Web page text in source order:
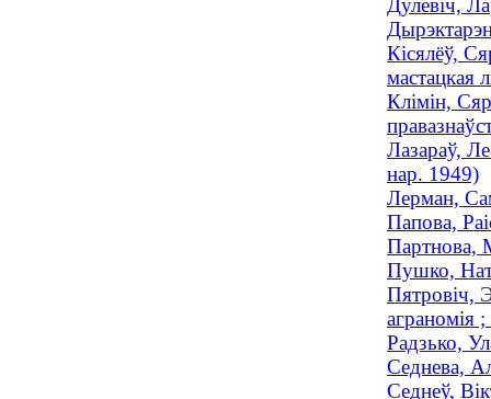
Дулевіч,
Кісялёў,
мастацкая
Клімін,
Лазараў,
нар. 1949)
Лерман,
Папова,
Партнова,
Пушко,
Пятровіч,
аграномія
Радзько,
Седнева,
Седнеў,